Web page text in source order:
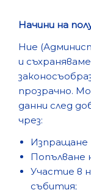
Начини на
Ние
и
прозрачно.
данни след
чрез:
Изпращане
Попълване
Участие в
събития;